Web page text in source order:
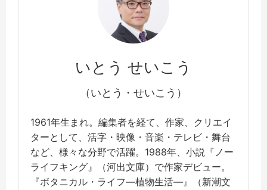
いとう せいこう
（いとう・せいこう）
1961年生まれ。編集者を経て、作家、クリエイ
ターとして、活字・映像・音楽・テレビ・舞台
など、様々な分野で活躍。1988年、小説『ノー
ライフキング』（河出文庫）で作家デビュー。
『ボタニカル・ライフ―植物生活―』（新潮文